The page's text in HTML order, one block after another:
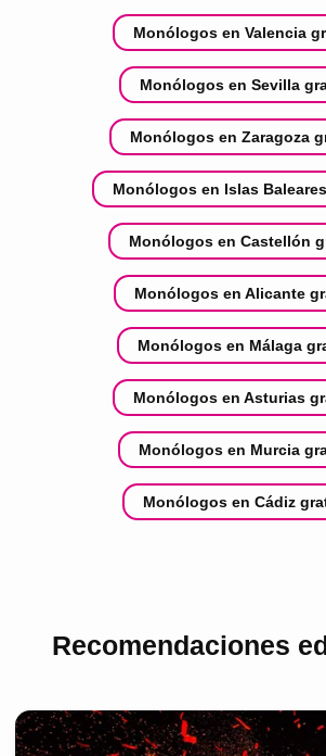
Monólogos en Valencia
Monólogos en Sevilla
Monólogos en Zaragoza
Monólogos en Islas
Monólogos en Castellón
Monólogos en Alicante
Monólogos en Málaga
Monólogos en Asturias
Monólogos en Murcia
Monólogos en Cádiz
Recomendaciones